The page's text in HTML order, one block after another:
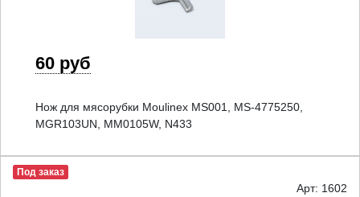
60 руб
Нож для мясорубки Moulinex MS001, MS-4775250,
MGR103UN, MM0105W, N433
Под заказ
Арт: 1602